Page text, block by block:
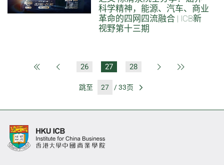
科学精神，能源、汽车、商业
革命的四网四流融合 | ICB新
视野第十三期
第一页 上一页26 27 28 下一页
跳至 / 33页